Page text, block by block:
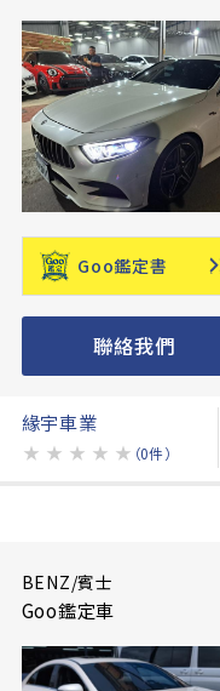
Goo鑑定書
聯絡我們
緣宇車業
★ ★ ★ ★ ★ （0件）
BENZ/賓士
Goo鑑定車